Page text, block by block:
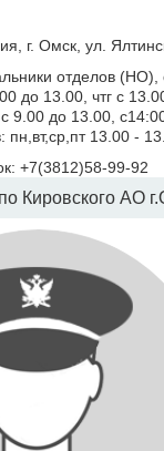
г. Омск, ул.
отделов (НО),
до 13.00, чтг с
9.00 до 13.00,
13.00 -
+7(3812)58-99-92
Кировского АО